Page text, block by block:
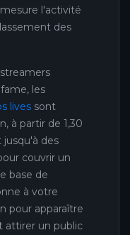
l'activité
des
les
lives sont
à partir de 1,30
des
couvrir un
base de
à votre
pour apparaître
attirer un public